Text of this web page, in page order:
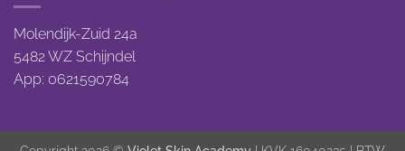
Molendijk-Zuid 24a
5482 WZ Schijndel
App: 0621590784